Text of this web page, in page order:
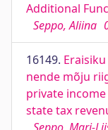
Additional
Seppo, Aliina
16149.
nende mõju
private
state tax